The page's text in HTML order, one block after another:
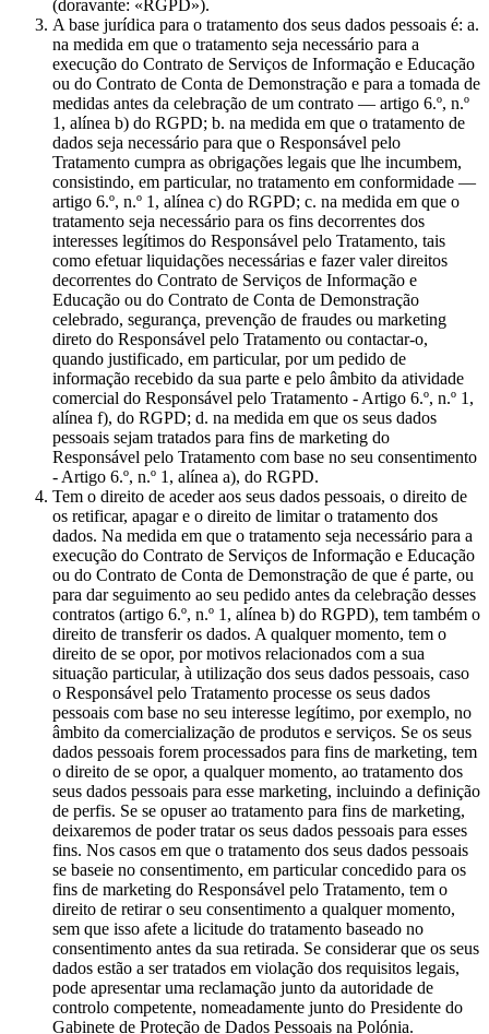
(doravante: «RGPD»).
A base jurídica para o tratamento dos seus dados pessoais é: a.
na medida em que o tratamento seja necessário para a
execução do Contrato de Serviços de Informação e Educação
ou do Contrato de Conta de Demonstração e para a tomada de
medidas antes da celebração de um contrato — artigo 6.º, n.º
1, alínea b) do RGPD; b. na medida em que o tratamento de
dados seja necessário para que o Responsável pelo
Tratamento cumpra as obrigações legais que lhe incumbem,
consistindo, em particular, no tratamento em conformidade —
artigo 6.º, n.º 1, alínea c) do RGPD; c. na medida em que o
tratamento seja necessário para os fins decorrentes dos
interesses legítimos do Responsável pelo Tratamento, tais
como efetuar liquidações necessárias e fazer valer direitos
decorrentes do Contrato de Serviços de Informação e
Educação ou do Contrato de Conta de Demonstração
celebrado, segurança, prevenção de fraudes ou marketing
direto do Responsável pelo Tratamento ou contactar-o,
quando justificado, em particular, por um pedido de
informação recebido da sua parte e pelo âmbito da atividade
comercial do Responsável pelo Tratamento - Artigo 6.º, n.º 1,
alínea f), do RGPD; d. na medida em que os seus dados
pessoais sejam tratados para fins de marketing do
Responsável pelo Tratamento com base no seu consentimento
- Artigo 6.º, n.º 1, alínea a), do RGPD.
Tem o direito de aceder aos seus dados pessoais, o direito de
os retificar, apagar e o direito de limitar o tratamento dos
dados. Na medida em que o tratamento seja necessário para a
execução do Contrato de Serviços de Informação e Educação
ou do Contrato de Conta de Demonstração de que é parte, ou
para dar seguimento ao seu pedido antes da celebração desses
contratos (artigo 6.º, n.º 1, alínea b) do RGPD), tem também o
direito de transferir os dados. A qualquer momento, tem o
direito de se opor, por motivos relacionados com a sua
situação particular, à utilização dos seus dados pessoais, caso
o Responsável pelo Tratamento processe os seus dados
pessoais com base no seu interesse legítimo, por exemplo, no
âmbito da comercialização de produtos e serviços. Se os seus
dados pessoais forem processados para fins de marketing, tem
o direito de se opor, a qualquer momento, ao tratamento dos
seus dados pessoais para esse marketing, incluindo a definição
de perfis. Se se opuser ao tratamento para fins de marketing,
deixaremos de poder tratar os seus dados pessoais para esses
fins. Nos casos em que o tratamento dos seus dados pessoais
se baseie no consentimento, em particular concedido para os
fins de marketing do Responsável pelo Tratamento, tem o
direito de retirar o seu consentimento a qualquer momento,
sem que isso afete a licitude do tratamento baseado no
consentimento antes da sua retirada. Se considerar que os seus
dados estão a ser tratados em violação dos requisitos legais,
pode apresentar uma reclamação junto da autoridade de
controlo competente, nomeadamente junto do Presidente do
Gabinete de Proteção de Dados Pessoais na Polónia.